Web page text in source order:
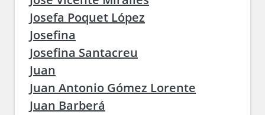
Josefa Poquet López
Josefina
Josefina Santacreu
Juan
Juan Antonio Gómez Lorente
Juan Barberá